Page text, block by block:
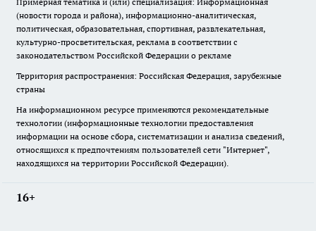
(новости города и района), информационно-аналитическая,
политическая, образовательная, спортивная, развлекательная,
культурно-просветительская, реклама в соответствии с
законодательством Российской Федерации о рекламе
Территория распространения: Российская Федерация, зарубежные
страны
На информационном ресурсе применяются рекомендательные
технологии (информационные технологии предоставления
информации на основе сбора, систематизации и анализа сведений,
относящихся к предпочтениям пользователей сети "Интернет",
находящихся на территории Российской Федерации).
16+